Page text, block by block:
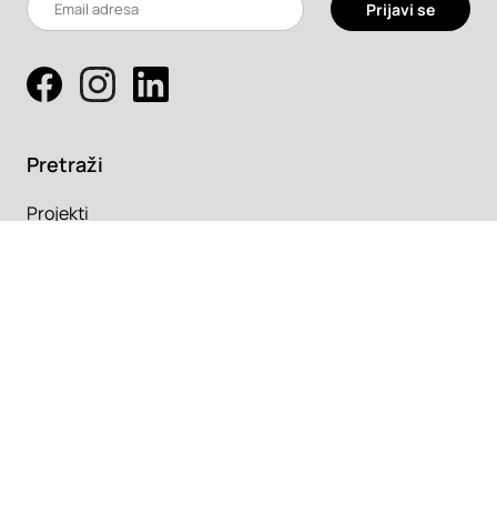
Prijavi se
Pretraži
Projekti